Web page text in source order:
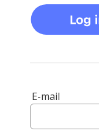
E-mail